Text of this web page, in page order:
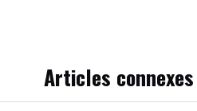
Articles connexes